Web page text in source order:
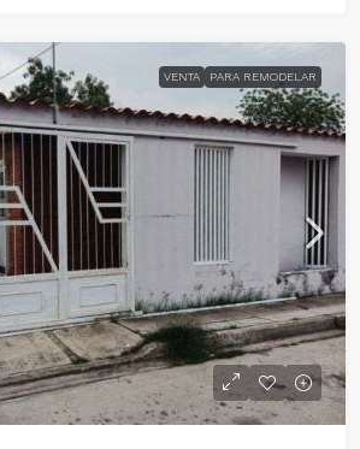
VENTA PARA REMODELAR